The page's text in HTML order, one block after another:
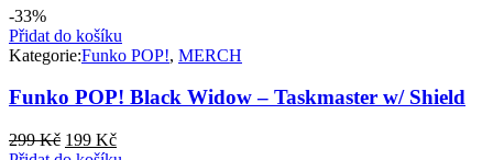
-33%
Přidat do košíku
Kategorie:Funko POP!, MERCH
Funko POP! Black Widow – Taskmaster w/ Shield
299Kč Původní
199 KčAktuální